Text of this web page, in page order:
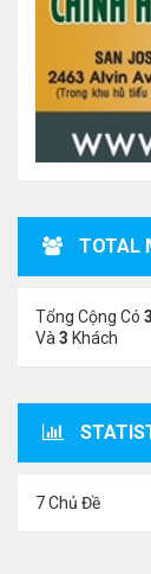
TOTAL
Tổng Cộng Có 3
Và 3 Khách
7 Chủ Đề